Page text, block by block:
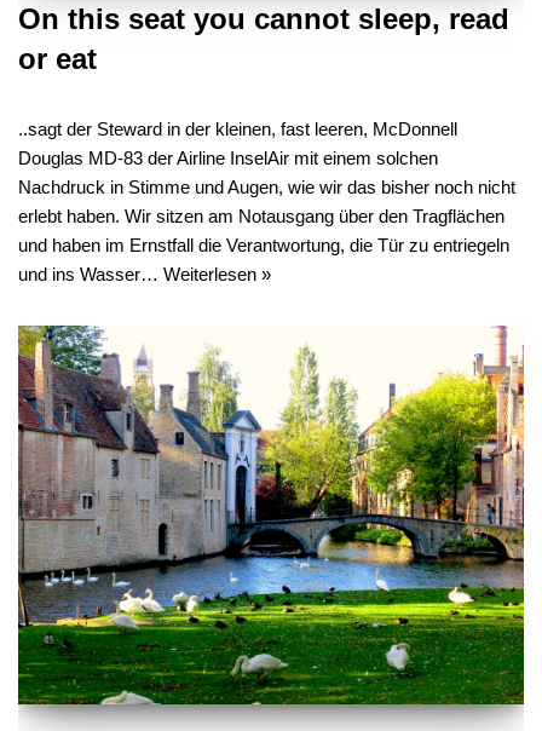
On this seat you cannot sleep, read
or eat
..sagt der Steward in der kleinen, fast leeren, McDonnell
Douglas MD-83 der Airline InselAir mit einem solchen
Nachdruck in Stimme und Augen, wie wir das bisher noch nicht
erlebt haben. Wir sitzen am Notausgang über den Tragflächen
und haben im Ernstfall die Verantwortung, die Tür zu entriegeln
und ins Wasser… Weiterlesen »